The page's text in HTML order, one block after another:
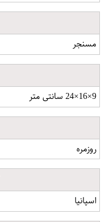
مسنجر
9×16×24 سانتی متر
روزمره
اسپانیا